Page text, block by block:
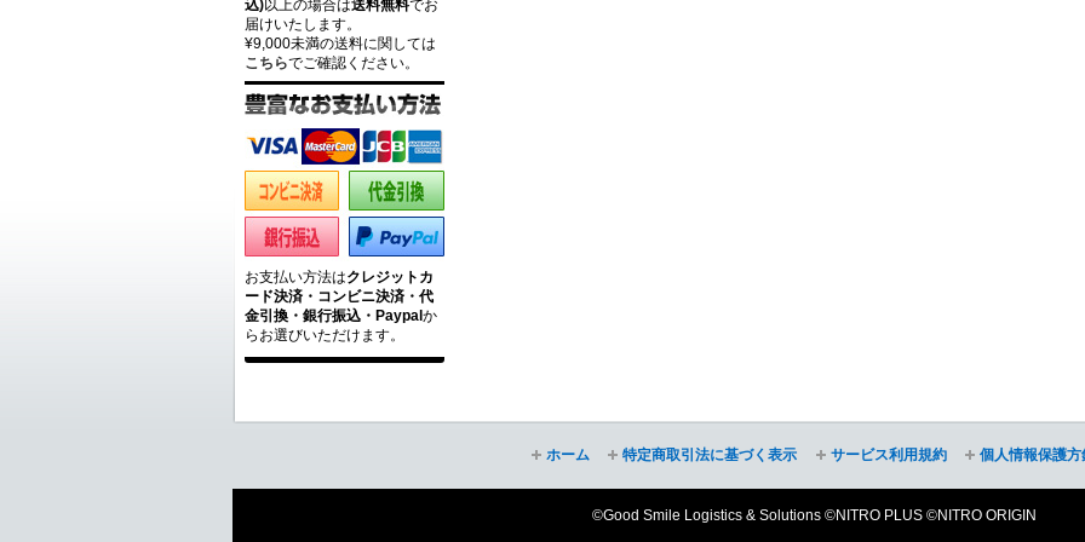
込)以上の場合は送料無料でお
届けいたします。
¥9,000未満の送料に関しては
こちらでご確認ください。
お支払い方法はクレジットカ
ード決済・コンビニ決済・代
金引換・銀行振込・Paypalか
らお選びいただけます。
ホーム 特定商取引法に基づく表示 サービス利用規約 個人情報保護方
©Good Smile Logistics & Solutions ©NITRO PLUS ©NITRO ORIGIN